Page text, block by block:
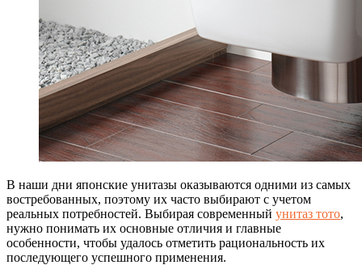
В наши дни японские унитазы оказываются одними из самых
востребованных, поэтому их часто выбирают с учетом
реальных потребностей. Выбирая современный унитаз тото,
нужно понимать их основные отличия и главные
особенности, чтобы удалось отметить рациональность их
последующего успешного применения.